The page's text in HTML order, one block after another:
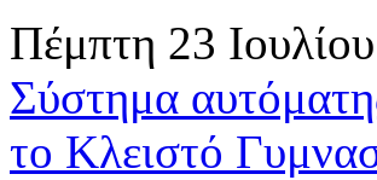
Πέμπτη 23
Σύστημα
το Κλειστό